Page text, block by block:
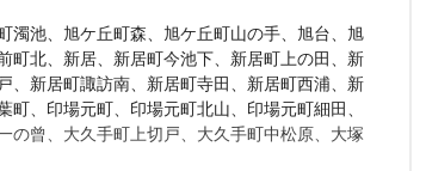
濁池、旭ケ丘町森、旭ケ丘町山の手、旭台、旭
町北、新居、新居町今池下、新居町上の田、新
、新居町諏訪南、新居町寺田、新居町西浦、新
、印場元町、印場元町北山、印場元町細田、
の曾、大久手町上切戸、大久手町中松原、大塚